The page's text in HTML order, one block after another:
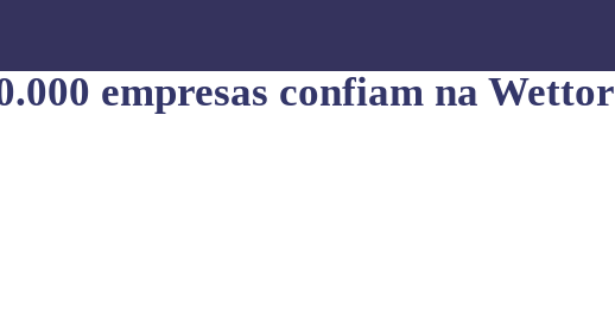
empresas confiam na Wettor